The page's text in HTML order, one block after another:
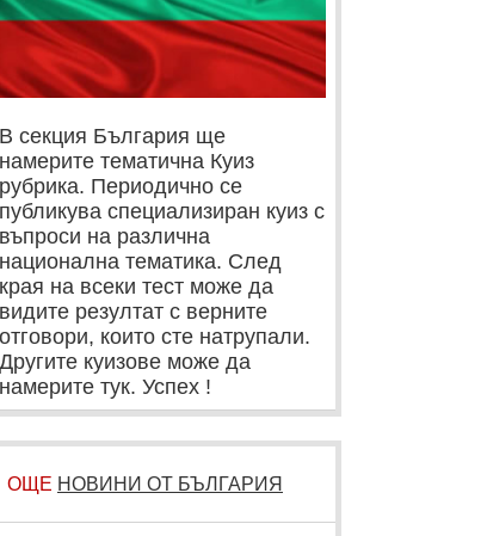
В секция България ще
намерите тематична Куиз
рубрика. Периодично се
публикува специализиран куиз с
въпроси на различна
национална тематика. След
края на всеки тест може да
видите резултат с верните
отговори, които сте натрупали.
Другите куизове може да
намерите тук. Успех !
ОЩЕ НОВИНИ ОТ БЪЛГАРИЯ